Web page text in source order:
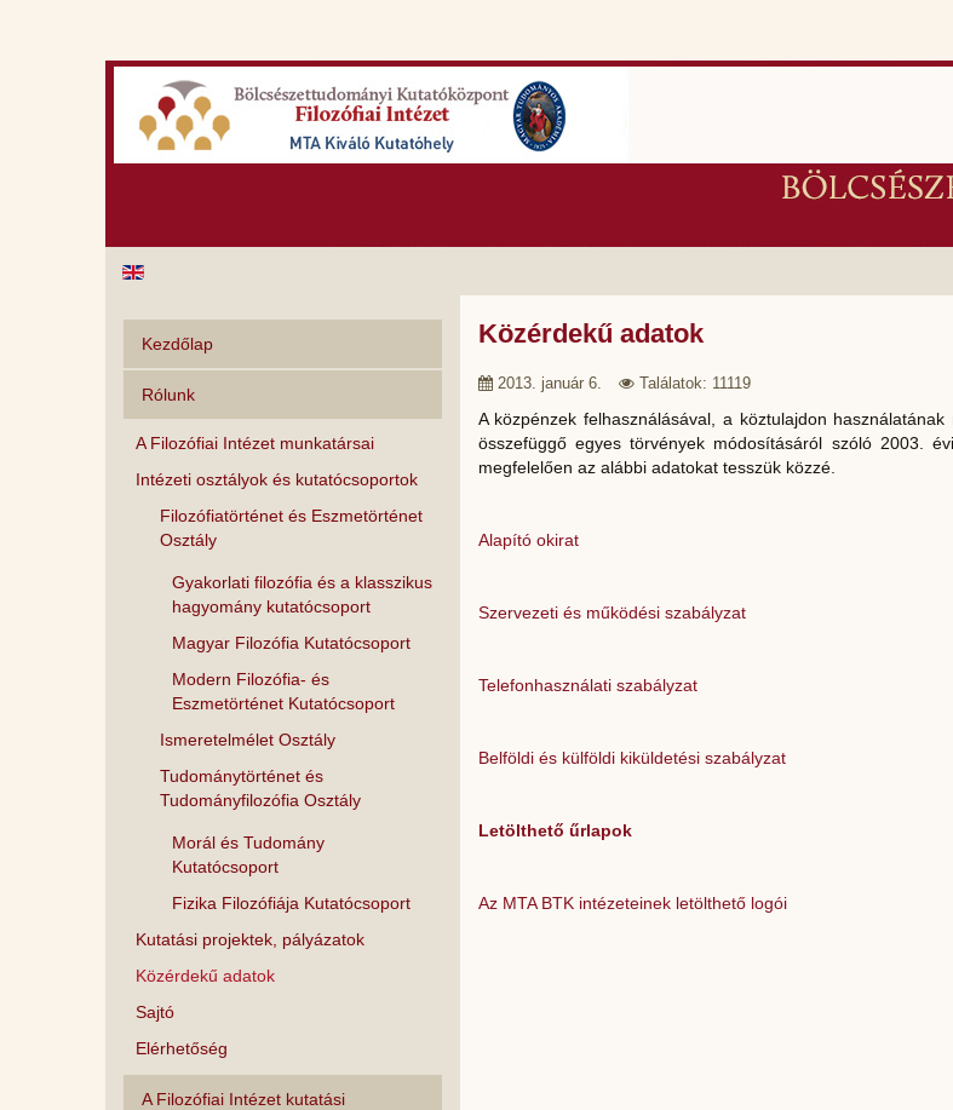
Közérdekű adatok
2013. január 6. Találatok: 11119
A közpénzek felhasználásával, a köztulajdon
összefüggő egyes törvények módosításáról szóló 2003.
megfelelően az alábbi adatokat tesszük közzé.
Alapító okirat
Szervezeti és működési szabályzat
Telefonhasználati szabályzat
Belföldi és külföldi kiküldetési szabályzat
Letölthető űrlapok
Az MTA BTK intézeteinek letölthető logói
Kezdőlap
Rólunk
A Filozófiai Intézet munkatársai
Intézeti osztályok és kutatócsoportok
Filozófiatörténet és Eszmetörténet
Osztály
Gyakorlati filozófia és a klasszikus
hagyomány kutatócsoport
Magyar Filozófia Kutatócsoport
Modern Filozófia- és
Eszmetörténet Kutatócsoport
Ismeretelmélet Osztály
Tudománytörténet és
Tudományfilozófia Osztály
Morál és Tudomány
Kutatócsoport
Fizika Filozófiája Kutatócsoport
Kutatási projektek, pályázatok
Közérdekű adatok
Sajtó
Elérhetőség
A Filozófiai Intézet kutatási